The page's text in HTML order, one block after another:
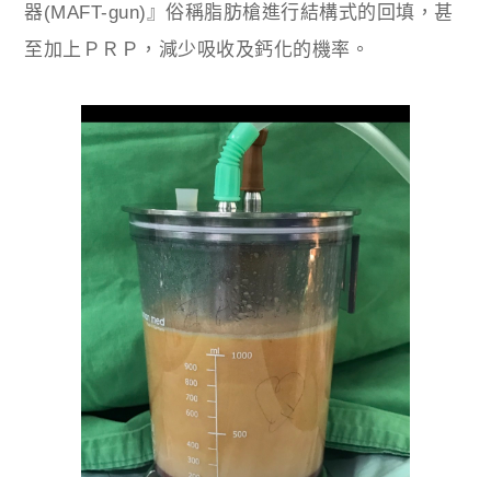
器(MAFT-gun)』俗稱脂肪槍進行結構式的回填，甚
至加上ＰＲＰ，減少吸收及鈣化的機率。